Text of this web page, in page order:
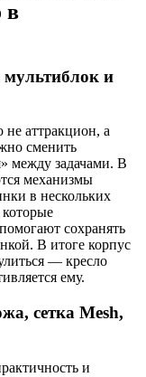
в
и
аттракцион, а
сменить
между задачами. В
механизмы
в нескольких
сохранять
В итоге корпус
— кресло
ему.
сетка Mesh,
и